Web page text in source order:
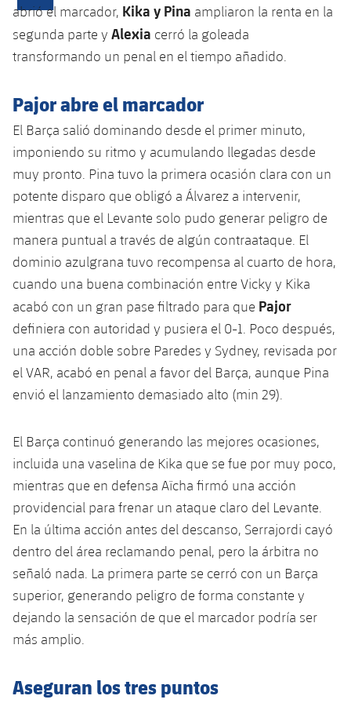
plusicon
más
Spotify Camp Nou
Palau Blaugrana
Estadi Johan Cruyff
Barça Cafe
Ciutat Esportiva
La Masia
plusicon
más
Servicios
Servicios Médicos
Accesibilidad
plusicon
más
Acreditaciones
SUB13
SUB11 A
SUB11 B
SUB10 A
SUB10 B
SUB9 A
SUB9 B
SUB8 A
SUB13 B
SUB11 C
Entradas
Clasificación
Jugadores
Fotos
Historia
Palmarés
Base
Barça Atlètic
Cadete A
Infantil A
Infantil B
Mini
Campus Verano
PLUSICON
MÁS
plusicon
más
Actualidad
Calendario
Entradas
Resultados
Clasificaciones
Jugadores
Fotos
Palmarés
Barça Atlètic
plusicon
más
Actualidad
Calendario
Resultados
Clasificaciones
Jugadores
Fotos
Base
plusicon
más
Actualidad
Juvenil
Cadete B
Infantil A
PLUSICON
MÁS
Primer equipo
plusicon
más
Actualidad
Calendario
Entradas
Clasificaciones
Jugadors
Fotos
Palmarés
Historia
Barça Atlètic
plusicon
más
Actualidad
Calendario
Jugadores
Clasificaciones
Base
plusicon
más
Actualidad
Cadete
Infantil
Alevín
Campus Verano
PLUSICON
MÁS
Primer equipo
plusicon
más
Actualidad
Calendario
Entradas
Resultados
Barça Atlètic
plusicon
más
Actualidad
Calendario
Resultados
Jugadores
Base
plusicon
más
Actualidad
Barça C
Junior
Campus Verano
Información general
plusicon
más
abrió el marcador, Kika y Pina ampliaron la renta en la
segunda parte y Alexia cerró la goleada
transformando un penal en el tiempo añadido.
Pajor abre el marcador
El Barça salió dominando desde el primer minuto,
imponiendo su ritmo y acumulando llegadas desde
muy pronto. Pina tuvo la primera ocasión clara con un
potente disparo que obligó a Álvarez a intervenir,
mientras que el Levante solo pudo generar peligro de
manera puntual a través de algún contraataque. El
dominio azulgrana tuvo recompensa al cuarto de hora,
cuando una buena combinación entre Vicky y Kika
acabó con un gran pase filtrado para que Pajor
definiera con autoridad y pusiera el 0-1. Poco después,
una acción doble sobre Paredes y Sydney, revisada por
el VAR, acabó en penal a favor del Barça, aunque Pina
envió el lanzamiento demasiado alto (min 29).
El Barça continuó generando las mejores ocasiones,
incluida una vaselina de Kika que se fue por muy poco,
mientras que en defensa Aïcha firmó una acción
providencial para frenar un ataque claro del Levante.
En la última acción antes del descanso, Serrajordi cayó
dentro del área reclamando penal, pero la árbitra no
señaló nada. La primera parte se cerró con un Barça
superior, generando peligro de forma constante y
dejando la sensación de que el marcador podría ser
más amplio.
Aseguran los tres puntos